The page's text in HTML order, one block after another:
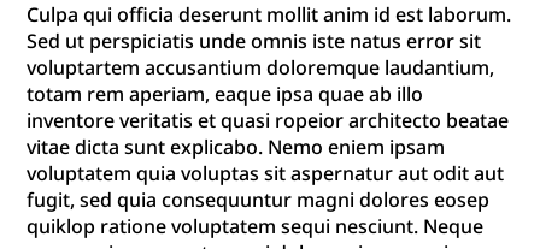
Culpa qui officia deserunt mollit anim id est laborum.
Sed ut perspiciatis unde omnis iste natus error sit
voluptartem accusantium doloremque laudantium,
totam rem aperiam, eaque ipsa quae ab illo
inventore veritatis et quasi ropeior architecto beatae
vitae dicta sunt explicabo. Nemo eniem ipsam
voluptatem quia voluptas sit aspernatur aut odit aut
fugit, sed quia consequuntur magni dolores eosep
quiklop ratione voluptatem sequi nesciunt. Neque